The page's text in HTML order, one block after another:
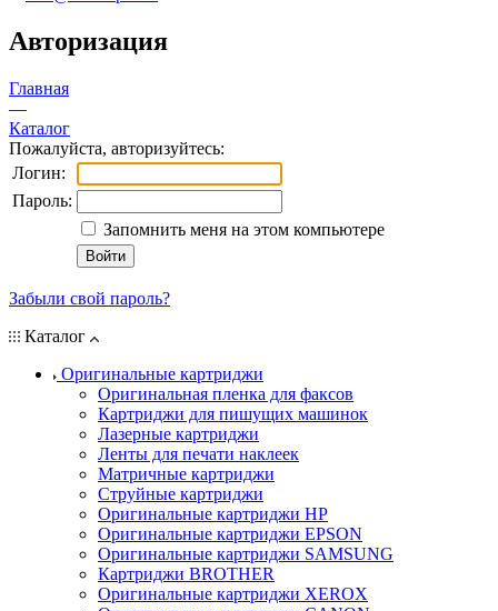
Авторизация
Главная
—
Каталог
Пожалуйста, авторизуйтесь:
Логин:
Пароль:
Запомнить меня на этом компьютере
Забыли свой пароль?
Каталог
Оригинальные картриджи
Оригинальная пленка для факсов
Картриджи для пишущих машинок
Лазерные картриджи
Ленты для печати наклеек
Матричные картриджи
Струйные картриджи
Оригинальные картриджи HP
Оригинальные картриджи EPSON
Оригинальные картриджи SAMSUNG
Картриджи BROTHER
Оригинальные картриджи XEROX